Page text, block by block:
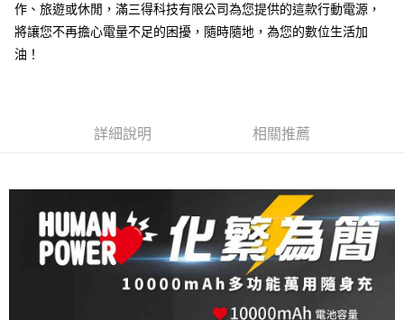
作、旅遊或休閒，滿三得科技有限公司為您提供的這款行動電源，
將讓您不再擔心電量不足的困擾，隨時隨地，為您的數位生活加
油！
詳細說明 相關推薦